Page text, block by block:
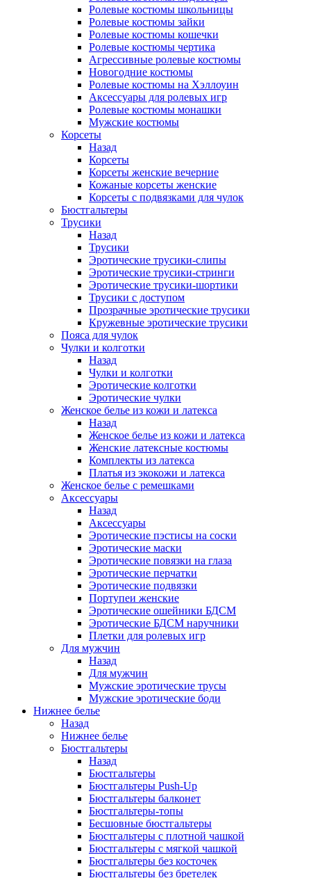
Ролевые костюмы школьницы
Ролевые костюмы зайки
Ролевые костюмы кошечки
Ролевые костюмы чертика
Агрессивные ролевые костюмы
Новогодние костюмы
Ролевые костюмы на Хэллоуин
Аксессуары для ролевых игр
Ролевые костюмы монашки
Мужские костюмы
Корсеты
Назад
Корсеты
Корсеты женские вечерние
Кожаные корсеты женские
Корсеты с подвязками для чулок
Бюстгальтеры
Трусики
Назад
Трусики
Эротические трусики-слипы
Эротические трусики-стринги
Эротические трусики-шортики
Трусики с доступом
Прозрачные эротические трусики
Кружевные эротические трусики
Пояса для чулок
Чулки и колготки
Назад
Чулки и колготки
Эротические колготки
Эротические чулки
Женское белье из кожи и латекса
Назад
Женское белье из кожи и латекса
Женские латексные костюмы
Комплекты из латекса
Платья из экокожи и латекса
Женское белье с ремешками
Аксессуары
Назад
Аксессуары
Эротические пэстисы на соски
Эротические маски
Эротические повязки на глаза
Эротические перчатки
Эротические подвязки
Портупеи женские
Эротические ошейники БДСМ
Эротические БДСМ наручники
Плетки для ролевых игр
Для мужчин
Назад
Для мужчин
Мужские эротические трусы
Мужские эротические боди
Нижнее белье
Назад
Нижнее белье
Бюстгальтеры
Назад
Бюстгальтеры
Бюстгальтеры Push-Up
Бюстгальтеры балконет
Бюстгальтеры-топы
Бесшовные бюстгальтеры
Бюстгальтеры с плотной чашкой
Бюстгальтеры с мягкой чашкой
Бюстгальтеры без косточек
Бюстгальтеры без бретелек